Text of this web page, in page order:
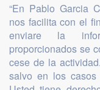
“En Pablo Garcia
nos facilita con el
enviare la
proporcionados se
cese de la
salvo en los